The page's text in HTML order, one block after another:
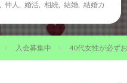
仲人 婚活 相続 結婚
結婚カ
入会募集中 40代女性が必ず